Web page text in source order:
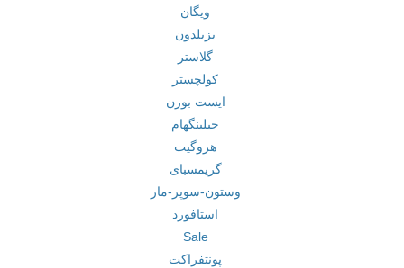
ویگان
بزیلدون
گلاستر
کولچستر
ایست بورن
جیلینگهام
هروگیت
گریمسبای
وستون-سوپر-مار
استافورد
Sale
پونتفراکت